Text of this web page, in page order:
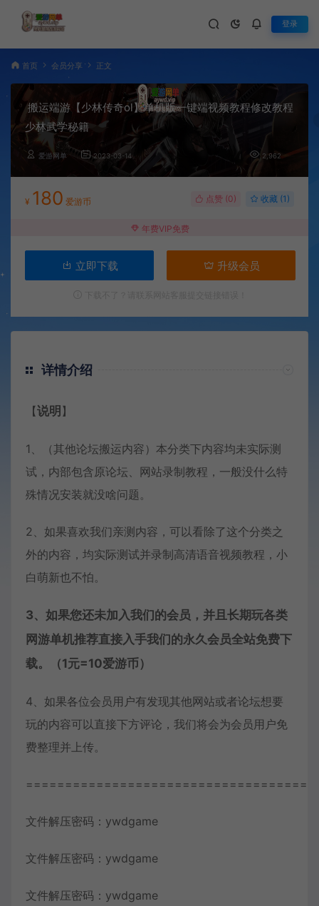
登录
首页 会员分享 正文
搬运端游【少林传奇ol】单机版一键端视频教程修改教程
少林武学秘籍
爱游网单 2023-03-14 2,962
¥ 180 爱游币 点赞 (0) 收藏 (1)
年费VIP免费
立即下载 升级会员
详情介绍
【说明 】
1、（其他论坛搬运内容）本分类下内容均未实际测
试，内部包含原论坛、网站录制教程，一般没什么特
殊情况安装就没啥问题。
2、如果喜欢我们亲测内容，可以看除了这个分类之
外的内容，均实际测试并录制高清语音视频教程，小
白萌新也不怕。
3、如果您还未加入我们的会员，并且长期玩各类
网游单机推荐直接入手我们的永久会员全站免费下
载。（1元=10爱游币）
4、如果各位会员用户有发现其他网站或者论坛想要
玩的内容可以直接下方评论，我们将会为会员用户免
费整理并上传。
文件解压密码：ywdgame
文件解压密码：ywdgame
文件解压密码：ywdgame